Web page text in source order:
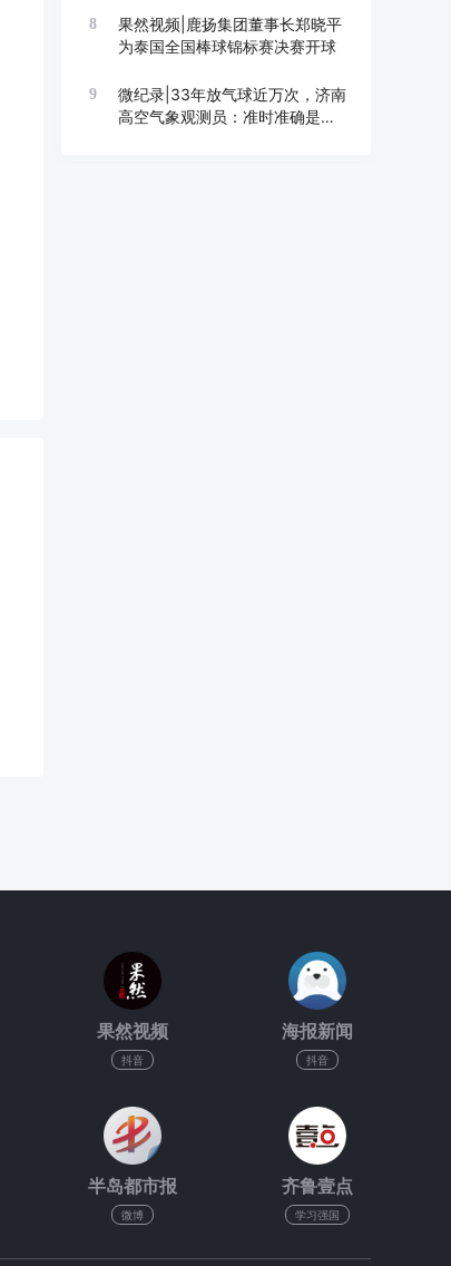
8
果然视频|鹿扬集团董事长郑晓平
为泰国全国棒球锦标赛决赛开球
9
微纪录|33年放气球近万次，济南
高空气象观测员：准时准确是底
果然视频
抖音
海报新闻
抖音
半岛都市报
微博
齐鲁壹点
学习强国